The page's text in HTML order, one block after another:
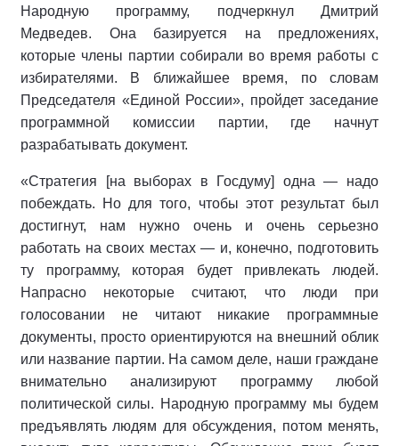
Народную программу, подчеркнул Дмитрий
Медведев. Она базируется на предложениях,
которые члены партии собирали во время работы с
избирателями. В ближайшее время, по словам
Председателя «Единой России», пройдет заседание
программной комиссии партии, где начнут
разрабатывать документ.
«Стратегия [на выборах в Госдуму] одна — надо
побеждать. Но для того, чтобы этот результат был
достигнут, нам нужно очень и очень серьезно
работать на своих местах — и, конечно, подготовить
ту программу, которая будет привлекать людей.
Напрасно некоторые считают, что люди при
голосовании не читают никакие программные
документы, просто ориентируются на внешний облик
или название партии. На самом деле, наши граждане
внимательно анализируют программу любой
политической силы. Народную программу мы будем
предъявлять людям для обсуждения, потом менять,